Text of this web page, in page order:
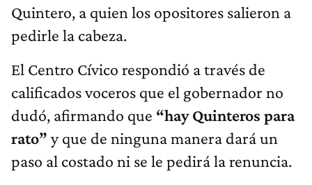
Quintero, a quien los opositores salieron a
pedirle la cabeza.
El Centro Cívico respondió a través de
calificados voceros que el gobernador no
dudó, afirmando que “hay Quinteros para
rato” y que de ninguna manera dará un
paso al costado ni se le pedirá la renuncia.